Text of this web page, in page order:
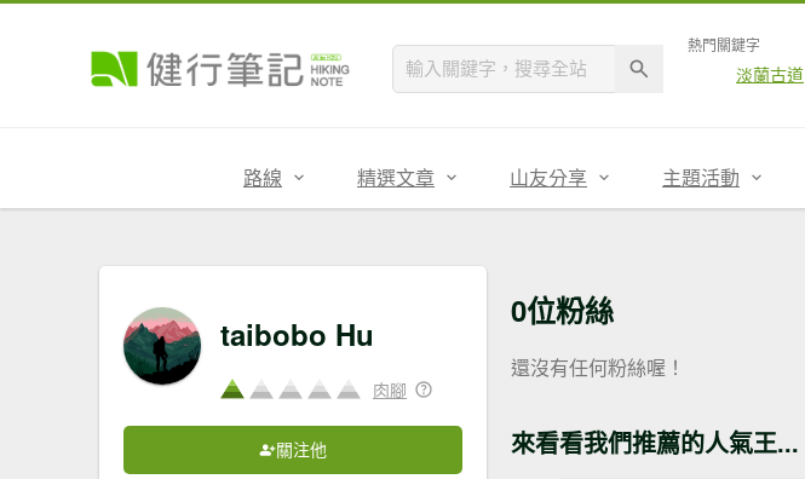
熱門關鍵字
淡蘭古道
路線 精選文章 山友分享 主題活動
taibobo Hu
肉腳
關注他
0位粉絲
還沒有任何粉絲喔！
來看看我們推薦的人氣王...